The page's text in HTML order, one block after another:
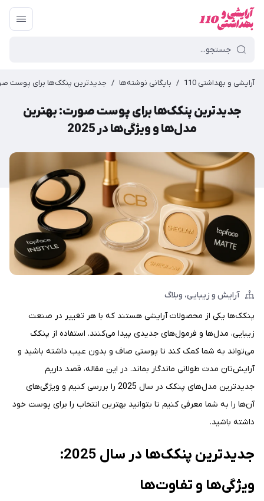
آرایشی و بهداشتی 110 / بایگانی نوشته‌ها / جدیدترین پنکک‌ها برای پوست
جدیدترین پنکک‌ها برای پوست صورت: بهترین
مدل‌ها و ویژگی‌ها در 2025
آرایش و زیبایی وبلاگ
پنکک‌ها یکی از محصولات آرایشی هستند که با هر تغییر در صنعت
زیبایی، مدل‌ها و فرمول‌های جدیدی پیدا می‌کنند. استفاده از پنکک
می‌تواند به شما کمک کند تا پوستی صاف و بدون عیب داشته باشید و
آرایش‌تان مدت طولانی ماندگار بماند. در این مقاله، قصد داریم
جدیدترین مدل‌های پنکک در سال 2025 را بررسی کنیم و ویژگی‌های
آن‌ها را به شما معرفی کنیم تا بتوانید بهترین انتخاب را برای پوست خود
داشته باشید.
جدیدترین پنکک‌ها در سال 2025:
ویژگی‌ها و تفاوت‌ها